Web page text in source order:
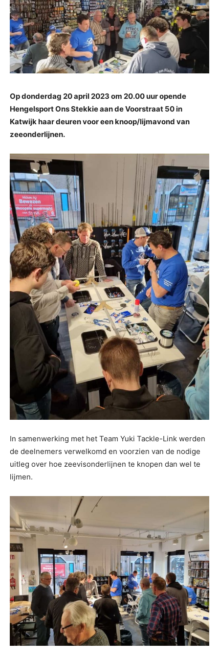
Op donderdag 20 april 2023 om 20.00 uur opende
Hengelsport Ons Stekkie aan de Voorstraat 50 in
Katwijk haar deuren voor een knoop/lijmavond van
zeeonderlijnen.
In samenwerking met het Team Yuki Tackle-Link werden
de deelnemers verwelkomd en voorzien van de nodige
uitleg over hoe zeevisonderlijnen te knopen dan wel te
lijmen.